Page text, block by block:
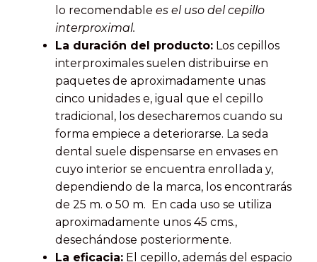
lo recomendable es el uso del cepillo
interproximal.
La duración del producto: Los cepillos
interproximales suelen distribuirse en
paquetes de aproximadamente unas
cinco unidades e, igual que el cepillo
tradicional, los desecharemos cuando su
forma empiece a deteriorarse. La seda
dental suele dispensarse en envases en
cuyo interior se encuentra enrollada y,
dependiendo de la marca, los encontrarás
de 25 m. o 50 m. En cada uso se utiliza
aproximadamente unos 45 cms.,
desechándose posteriormente.
La eficacia: El cepillo, además del espacio